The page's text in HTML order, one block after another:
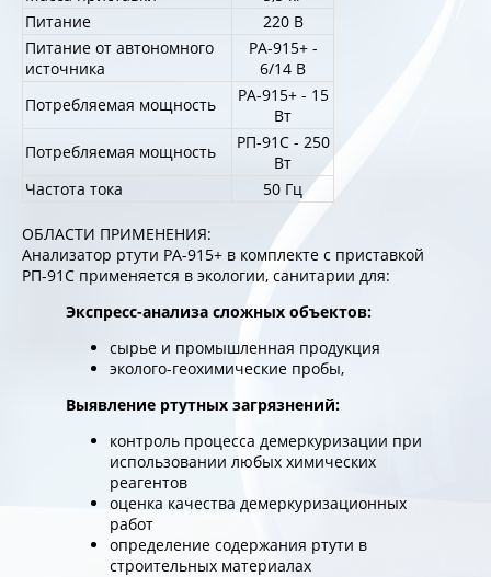
Питание
220 В
Питание от автономного
источника
РА-915+ -
6/14 В
Потребляемая мощность
РА-915+ - 15
Вт
Потребляемая мощность
РП-91С - 250
Вт
Частота тока
50 Гц
ОБЛАСТИ ПРИМЕНЕНИЯ:
Анализатор ртути РА-915+ в комплекте с приставкой
РП-91С применяется в экологии, санитарии для:
Экспресс-анализа сложных объектов:
сырье и промышленная продукция
эколого-геохимические пробы,
Выявление ртутных загрязнений:
контроль процесса демеркуризации при
использовании любых химических
реагентов
оценка качества демеркуризационных
работ
определение содержания ртути в
строительных материалах